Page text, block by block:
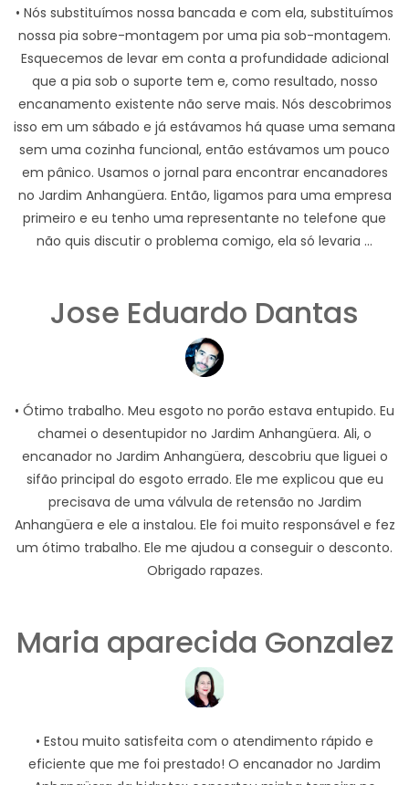
• Nós substituímos nossa bancada e com ela, substituímos
nossa pia sobre-montagem por uma pia sob-montagem.
Esquecemos de levar em conta a profundidade adicional
que a pia sob o suporte tem e, como resultado, nosso
encanamento existente não serve mais. Nós descobrimos
isso em um sábado e já estávamos há quase uma semana
sem uma cozinha funcional, então estávamos um pouco
em pânico. Usamos o jornal para encontrar encanadores
no Jardim Anhangüera. Então, ligamos para uma empresa
primeiro e eu tenho uma representante no telefone que
não quis discutir o problema comigo, ela só levaria ...
Jose Eduardo Dantas
• Ótimo trabalho. Meu esgoto no porão estava entupido. Eu
chamei o desentupidor no Jardim Anhangüera. Ali, o
encanador no Jardim Anhangüera, descobriu que liguei o
sifão principal do esgoto errado. Ele me explicou que eu
precisava de uma válvula de retensão no Jardim
Anhangüera e ele a instalou. Ele foi muito responsável e fez
um ótimo trabalho. Ele me ajudou a conseguir o desconto.
Obrigado rapazes.
Maria aparecida Gonzalez
• Estou muito satisfeita com o atendimento rápido e
eficiente que me foi prestado! O encanador no Jardim